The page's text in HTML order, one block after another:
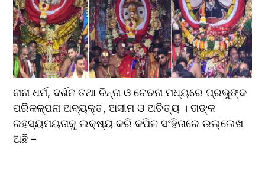
ନାନା ଧର୍ମ, ଦର୍ଶନ ତଥା ଚିନ୍ତା ଓ ଚେତନା ମଧ୍ୟରେ ପ୍ରଭୁଙ୍କ
ପରିକଳ୍ପନା ଅବ୍ୟକ୍ତ, ଅସୀମ ଓ ଅଚିତ୍ୟ । ତାଙ୍କ
ରହସ୍ୟମୟତାକୁ ଲକ୍ଷ୍ୟ କରି କପିଳ ସଂହିତାରେ ଉଲ୍ଲେଖ
ଅଛି –